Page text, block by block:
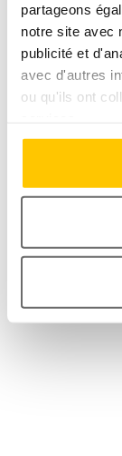
partageons
notre site avec
publicité et
avec d'autres
ou qu'ils ont